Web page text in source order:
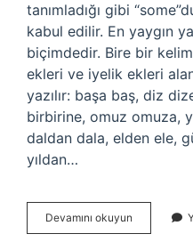
tanımladığı gibi
kabul edilir. En yaygın
biçimdedir. Bire bir
ekleri ve iyelik ekleri
yazılır: başa baş, diz
birbirine, omuz omuza,
daldan dala, elden ele,
yıldan…
Devamını okuyun
Nasıl